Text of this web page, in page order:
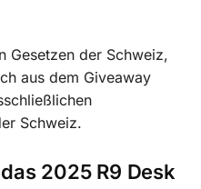
Gesetzen der Schweiz,
aus dem Giveaway
Schweiz.
2025 R9 Desk